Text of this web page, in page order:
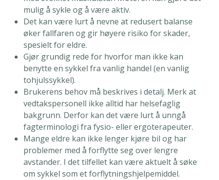
mulig å sykle og å være aktiv.
Det kan være lurt å nevne at redusert balanse
øker fallfaren og gir høyere risiko for skader,
spesielt for eldre.
Gjør grundig rede for hvorfor man ikke kan
benytte en sykkel fra vanlig handel (en vanlig
tohjulssykkel).
Brukerens behov må beskrives i detalj. Merk at
vedtakspersonell ikke alltid har helsefaglig
bakgrunn. Derfor kan det være lurt å unngå
fagterminologi fra fysio- eller ergoterapeuter.
Mange eldre kan ikke lenger kjøre bil og har
problemer med å forflytte seg over lengre
avstander. I det tilfellet kan være aktuelt å søke
om sykkel som et forflytningshjelpemiddel.